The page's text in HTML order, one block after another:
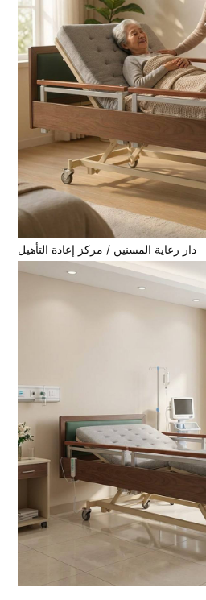
دار رعاية المسنين / مركز إعادة التأهيل